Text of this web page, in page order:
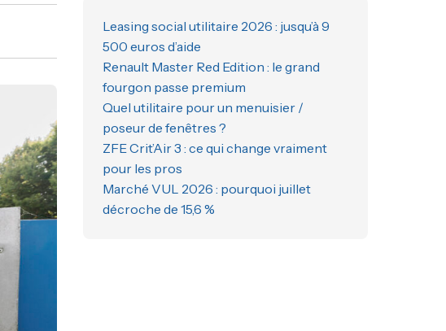
Leasing social utilitaire 2026 : jusqu’à 9
500 euros d’aide
Renault Master Red Edition : le grand
fourgon passe premium
Quel utilitaire pour un menuisier /
poseur de fenêtres ?
ZFE Crit’Air 3 : ce qui change vraiment
pour les pros
Marché VUL 2026 : pourquoi juillet
décroche de 15,6 %